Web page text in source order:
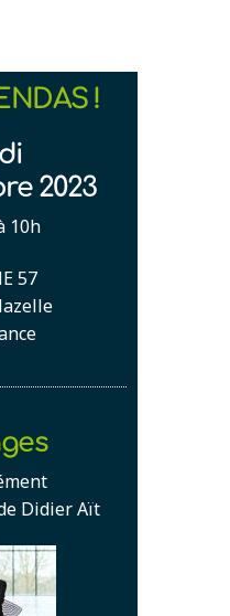
!
2023
10h
57
Didier Aït